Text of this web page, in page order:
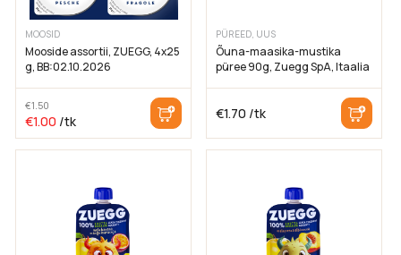
Kreemid toiduvalmistamiseks
Hind
Lisafiltrid
MOOSID
Mooside assortii, ZUEGG, 4x25
g, BB:02.10.2026
€1.50
Algne
hind
oli:
€1.50.
€1.00
Current
price
is:
€1.00.
/tk
PÜREED, UUS
Õuna-maasika-mustika
püree 90g, Zuegg SpA, Itaalia
€1.70 /tk